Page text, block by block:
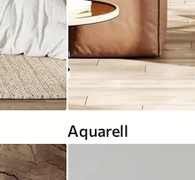
Aquarell